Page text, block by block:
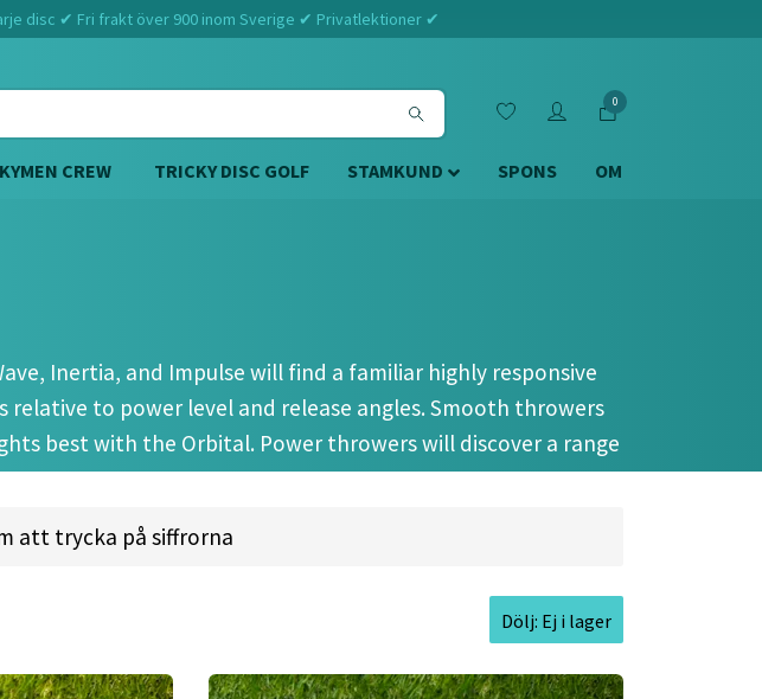
disc ✔ Fri frakt över 900 inom Sverige ✔ Privatlektioner ✔
0
KYMEN CREW TRICKY DISC GOLF STAMKUND SPONS OM
Inertia, and Impulse will find a familiar highly responsive
to power level and release angles. Smooth throwers
best with the Orbital. Power throwers will discover a range
Height: 1.4cm lRim Depth:
att trycka på siffrorna
Dölj: Ej i lager